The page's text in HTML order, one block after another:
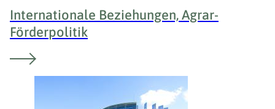
Internationale Beziehungen, Agrar-
Förderpolitik